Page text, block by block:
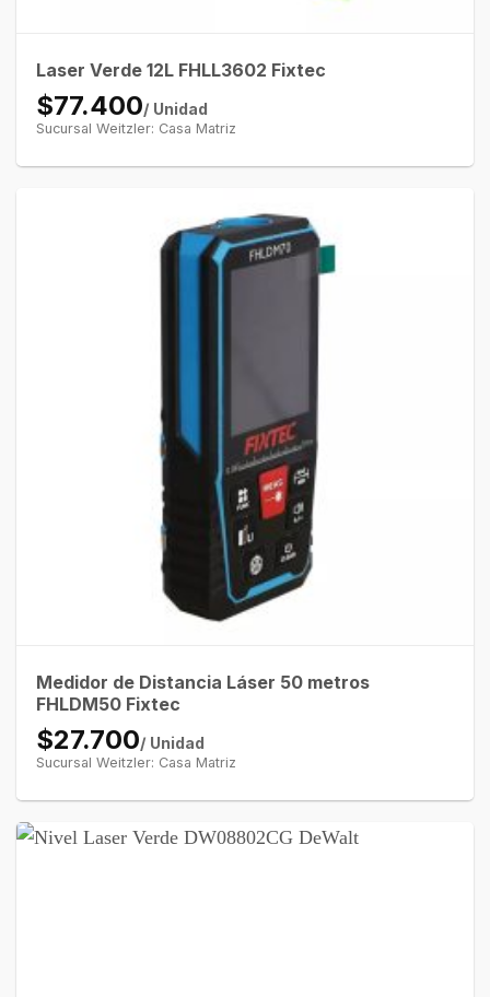
Laser Verde 12L FHLL3602 Fixtec
$77.400/ Unidad
Sucursal Weitzler: Casa Matriz
Medidor de Distancia Láser 50 metros
FHLDM50 Fixtec
$27.700/ Unidad
Sucursal Weitzler: Casa Matriz